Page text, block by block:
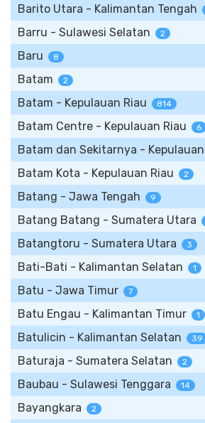
Barito Utara - Kalimantan Tengah
Barru - Sulawesi Selatan 2
Baru 8
Batam 2
Batam - Kepulauan Riau 814
Batam Centre - Kepulauan Riau 6
Batam dan Sekitarnya - Kepulauan
Batam Kota - Kepulauan Riau 2
Batang - Jawa Tengah 9
Batang Batang - Sumatera Utara
Batangtoru - Sumatera Utara 3
Bati-Bati - Kalimantan Selatan 1
Batu - Jawa Timur 7
Batu Engau - Kalimantan Timur 1
Batulicin - Kalimantan Selatan 39
Baturaja - Sumatera Selatan 2
Baubau - Sulawesi Tenggara 14
Bayangkara 2